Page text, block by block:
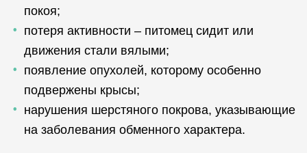
покоя;
потеря активности – питомец сидит или
движения стали вялыми;
появление опухолей, которому особенно
подвержены крысы;
нарушения шерстяного покрова, указывающие
на заболевания обменного характера.